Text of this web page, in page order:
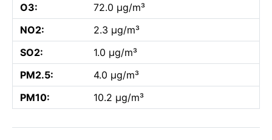
O3:
72.0 µg/m³
NO2:
2.3 µg/m³
SO2:
1.0 µg/m³
PM2.5:
4.0 µg/m³
PM10:
10.2 µg/m³